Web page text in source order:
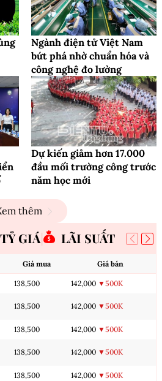
Ngành điện tử Việt Nam
bứt phá nhờ chuẩn hóa và
công nghệ đo lường
Dự kiến giảm hơn 17.000
đầu mối trường công trước
năm học mới
thêm
TỶ GIÁ LÃI SUẤT
Giá mua Giá bán
138,500 142,000 ▼500K
138,500 142,000 ▼500K
138,500 142,000 ▼500K
138,500 142,000 ▼500K
138,500 142,000 ▼500K